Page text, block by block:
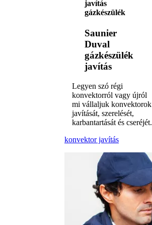
javítás
gázkészülék
Saunier
Duval
gázkészülék
javítás
Legyen szó régi
konvektorról vagy újról
mi vállaljuk konvektorok
javítását, szerelését,
karbantartását és cseréjét.
konvektor javítás